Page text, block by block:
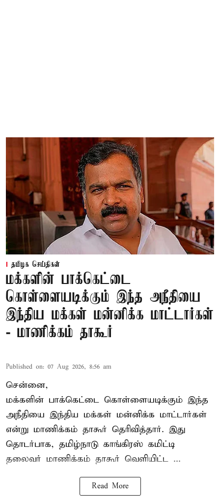
தமிழக செய்திகள்
மக்களின் பாக்கெட்டை
கொள்ளையடிக்கும் இந்த அநீதியை
இந்திய மக்கள் மன்னிக்க மாட்டார்கள்
- மாணிக்கம் தாகூர்
Published on: 07 Aug 2026, 8:56 am
சென்னை,
மக்களின் பாக்கெட்டை கொள்ளையடிக்கும் இந்த
அநீதியை இந்திய மக்கள் மன்னிக்க மாட்டார்கள்
என்று மாணிக்கம் தாகூர் தெரிவித்தார். இது
தொடர்பாக, தமிழ்நாடு காங்கிரஸ் கமிட்டி
தலைவர் மாணிக்கம் தாகூர் வெளியிட்ட ...
Read More